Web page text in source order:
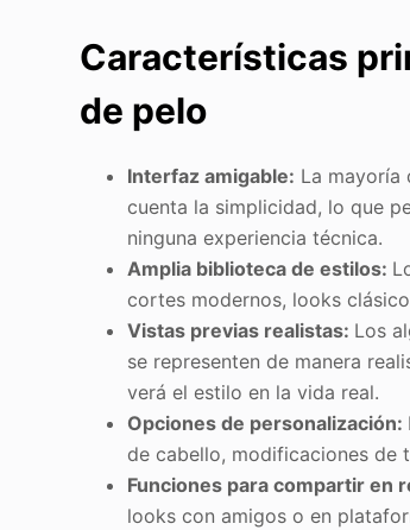
Características
de pelo
Interfaz amigable: La mayoría
cuenta la simplicidad, lo que
ninguna experiencia técnica.
Amplia biblioteca de estilos:
cortes modernos, looks
Vistas previas realistas: Los
se representen de manera
verá el estilo en la vida real.
Opciones de personalización:
de cabello, modificaciones de
Funciones para compartir en
looks con amigos o en